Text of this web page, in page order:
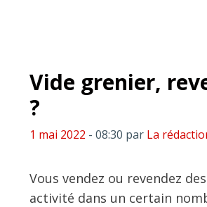
Vide grenier,
?
1 mai 2022 - 08:30 par La
Vous vendez ou revendez
activité dans un certain